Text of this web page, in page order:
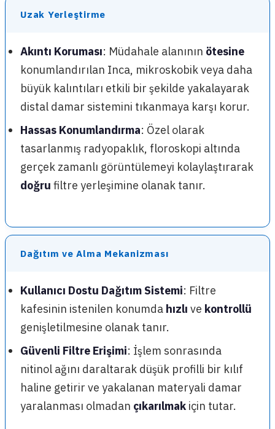
Uzak Yerleştirme
Akıntı Koruması: Müdahale alanının ötesine
konumlandırılan Inca, mikroskobik veya daha
büyük kalıntıları etkili bir şekilde yakalayarak
distal damar sistemini tıkanmaya karşı korur.
Hassas Konumlandırma: Özel olarak
tasarlanmış radyopaklık, floroskopi altında
gerçek zamanlı görüntülemeyi kolaylaştırarak
doğru filtre yerleşimine olanak tanır.
Dağıtım ve Alma Mekanizması
Kullanıcı Dostu Dağıtım Sistemi: Filtre
kafesinin istenilen konumda hızlı ve kontrollü
genişletilmesine olanak tanır.
Güvenli Filtre Erişimi: İşlem sonrasında
nitinol ağını daraltarak düşük profilli bir kılıf
haline getirir ve yakalanan materyali damar
yaralanması olmadan çıkarılmak için tutar.